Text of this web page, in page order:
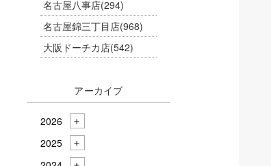
名古屋八事店(294)
名古屋錦三丁目店(968)
大阪ドーチカ店(542)
アーカイブ
2026
2025